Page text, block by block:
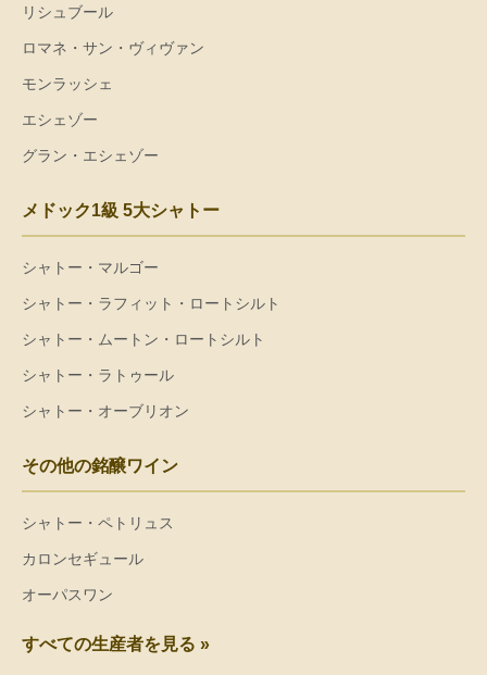
リシュブール
ロマネ・サン・ヴィヴァン
モンラッシェ
エシェゾー
グラン・エシェゾー
メドック1級 5大シャトー
シャトー・マルゴー
シャトー・ラフィット・ロートシルト
シャトー・ムートン・ロートシルト
シャトー・ラトゥール
シャトー・オーブリオン
その他の銘醸ワイン
シャトー・ペトリュス
カロンセギュール
オーパスワン
すべての生産者を見る »